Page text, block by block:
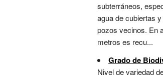
subterráneos,
agua de cubiertas
pozos vecinos. En
metros es recu...
Grado de
Nivel de variedad